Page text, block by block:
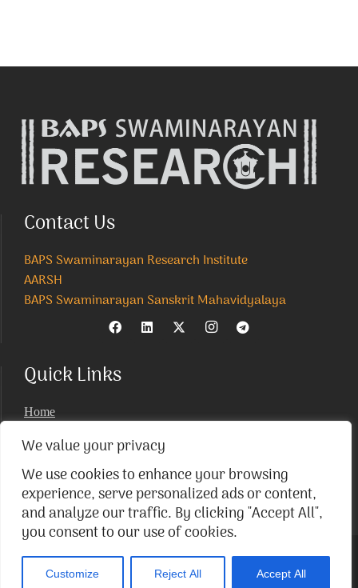
We value your privacy
We use cookies to enhance your browsing
experience, serve personalized ads or content,
and analyze our traffic. By clicking "Accept All",
you consent to our use of cookies.
Customize Reject All Accept All
Contact Us
BAPS Swaminarayan Research Institute
AARSH
BAPS Swaminarayan Sanskrit Mahavidyalaya
Quick Links
Home
Institutes
News & Events
Parāmarśa
Research Journal
© Akshardham Center for Applied Research in
Social Harmony (AARSH) |Terms of Use|Privacy